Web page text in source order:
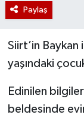
Paylaş
Siirt’in
yaşındaki
Edinilen
beldesinde